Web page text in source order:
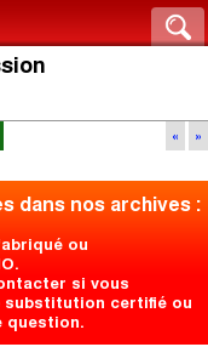
« »
dans nos archives :
ou
si vous
substitution certifié ou
question.